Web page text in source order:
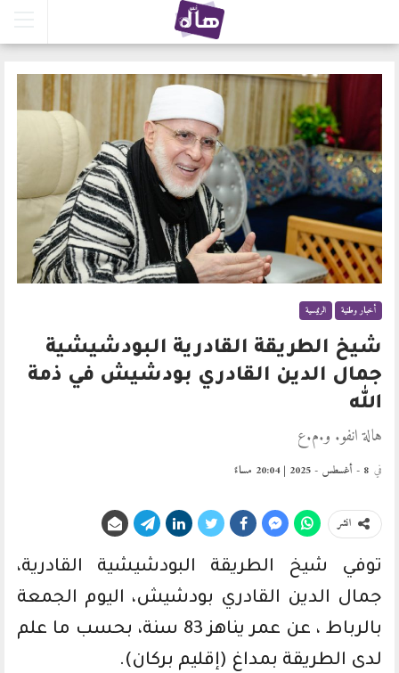
أخبار وطنية الرئيسية
شيخ الطريقة القادرية البودشيشية
جمال الدين القادري بودشيش في ذمة
الله
هالة انفو. و.م.ع
في 8 - أغسطس - 2025 | 20:04 مساءً
انشر
توفي شيخ الطريقة البودشيشية القادرية،
جمال الدين القادري بودشيش، اليوم الجمعة
بالرباط ، عن عمر يناهز 83 سنة، بحسب ما علم
لدى الطريقة بمداغ (إقليم بركان).